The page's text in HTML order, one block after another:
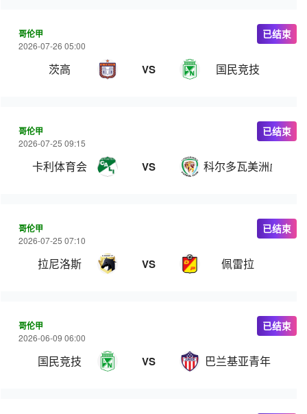
哥伦甲
2026-07-26 05:00
茨高 VS 国民竞技
已结束
哥伦甲
2026-07-25 09:15
卡利体育会 VS 科尔多瓦美洲虎
已结束
哥伦甲
2026-07-25 07:10
拉尼洛斯 VS 佩雷拉
已结束
哥伦甲
2026-06-09 06:00
国民竞技 VS 巴兰基亚青年
已结束